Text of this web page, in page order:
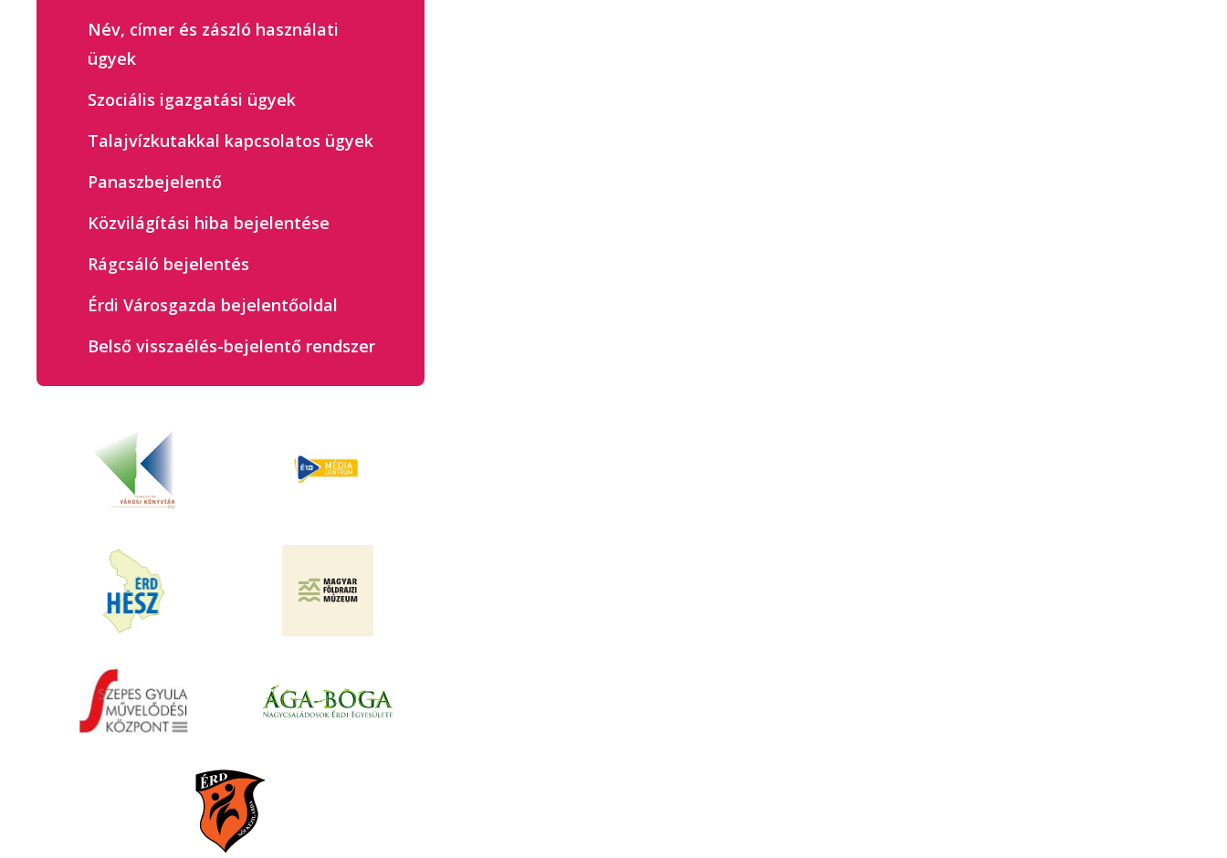
Név, címer és zászló használati
ügyek
Szociális igazgatási ügyek
Talajvízkutakkal kapcsolatos ügyek
Panaszbejelentő
Közvilágítási hiba bejelentése
Rágcsáló bejelentés
Érdi Városgazda bejelentőoldal
Belső visszaélés-bejelentő rendszer